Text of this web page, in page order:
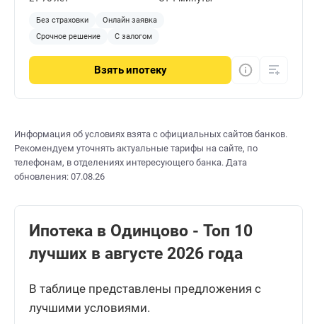
Без страховки
Онлайн заявка
Срочное решение
С залогом
Взятьипотеку
Информация об условиях взята с официальных сайтов банков.
Рекомендуем уточнять актуальные тарифы на сайте, по
телефонам, в отделениях интересующего банка. Дата
обновления: 07.08.26
Ипотека в Одинцово - Топ 10
лучших в августе 2026 года
В таблице представлены предложения с
лучшими условиями.